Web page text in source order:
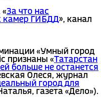
«За что нас
камер ГИБДД», канал
«Умный город
признаны «Татарстан
больше не останется
Олеся, журнал
город для
газета «Дело»).